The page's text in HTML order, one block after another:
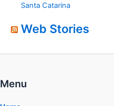
Santa Catarina
Web Stories
Menu